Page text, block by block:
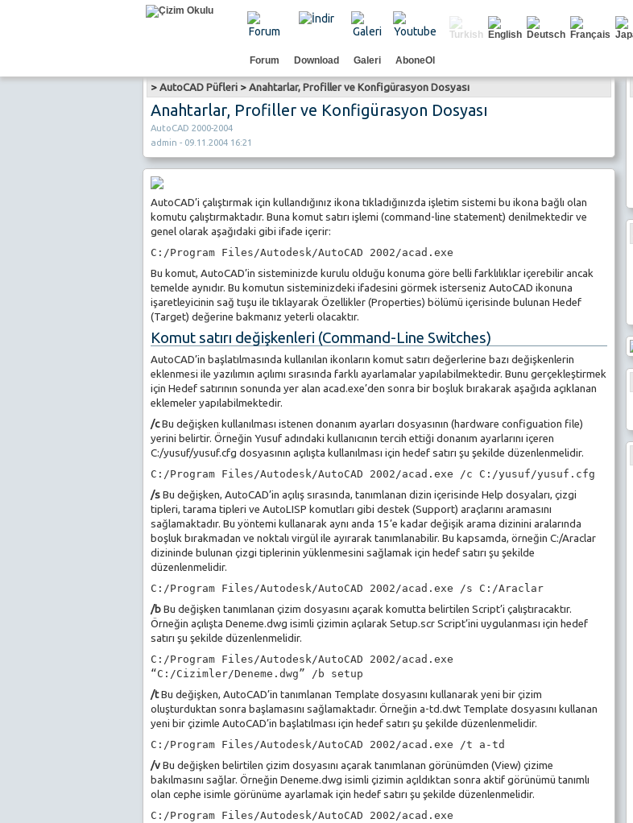
Forum Download Galeri AboneOl
> AutoCAD Püfleri> Anahtarlar, Profiller ve Konfigürasyon Dosyası
Anahtarlar, Profiller ve Konfigürasyon Dosyası
AutoCAD 2000-2004
admin - 09.11.2004 16:21
AutoCAD’i çalıştırmak için kullandığınız ikona tıkladığınızda işletim sistemi bu ikona bağlı olan
komutu çalıştırmaktadır. Buna komut satırı işlemi (command-line statement) denilmektedir ve
genel olarak aşağıdaki gibi ifade içerir:
C:/Program Files/Autodesk/AutoCAD 2002/acad.exe
Bu komut, AutoCAD’in sisteminizde kurulu olduğu konuma göre belli farklılıklar içerebilir ancak
temelde aynıdır. Bu komutun sisteminizdeki ifadesini görmek isterseniz AutoCAD ikonuna
işaretleyicinin sağ tuşu ile tıklayarak Özellikler (Properties) bölümü içerisinde bulunan Hedef
(Target) değerine bakmanız yeterli olacaktır.
Komut satırı değişkenleri (Command-Line Switches)
AutoCAD’in başlatılmasında kullanılan ikonların komut satırı değerlerine bazı değişkenlerin
eklenmesi ile yazılımın açılımı sırasında farklı ayarlamalar yapılabilmektedir. Bunu gerçekleştirmek
için Hedef satırının sonunda yer alan acad.exe’den sonra bir boşluk bırakarak aşağıda açıklanan
eklemeler yapılabilmektedir.
/cBu değişken kullanılması istenen donanım ayarları dosyasının (hardware configuation file)
yerini belirtir. Örneğin Yusuf adındaki kullanıcının tercih ettiği donanım ayarlarını içeren
C:/yusuf/yusuf.cfg dosyasının açılışta kullanılması için hedef satırı şu şekilde düzenlenmelidir.
C:/Program Files/Autodesk/AutoCAD 2002/acad.exe /c C:/yusuf/yusuf.cfg
/sBu değişken, AutoCAD’in açılış sırasında, tanımlanan dizin içerisinde Help dosyaları, çizgi
tipleri, tarama tipleri ve AutoLISP komutları gibi destek (Support) araçlarını aramasını
sağlamaktadır. Bu yöntemi kullanarak aynı anda 15’e kadar değişik arama dizinini aralarında
boşluk bırakmadan ve noktalı virgül ile ayırarak tanımlanabilir. Bu kapsamda, örneğin C:/Araclar
dizininde bulunan çizgi tiplerinin yüklenmesini sağlamak için hedef satırı şu şekilde
düzenlenmelidir.
C:/Program Files/Autodesk/AutoCAD 2002/acad.exe /s C:/Araclar
/bBu değişken tanımlanan çizim dosyasını açarak komutta belirtilen Script’i çalıştıracaktır.
Örneğin açılışta Deneme.dwg isimli çizimin açılarak Setup.scr Script’ini uygulanması için hedef
satırı şu şekilde düzenlenmelidir.
C:/Program Files/Autodesk/AutoCAD 2002/acad.exe
“C:/Cizimler/Deneme.dwg” /b setup
/tBu değişken, AutoCAD’in tanımlanan Template dosyasını kullanarak yeni bir çizim
oluşturduktan sonra başlamasını sağlamaktadır. Örneğin a-td.dwt Template dosyasını kullanan
yeni bir çizimle AutoCAD’in başlatılması için hedef satırı şu şekilde düzenlenmelidir.
C:/Program Files/Autodesk/AutoCAD 2002/acad.exe /t a-td
/vBu değişken belirtilen çizim dosyasını açarak tanımlanan görünümden (View) çizime
bakılmasını sağlar. Örneğin Deneme.dwg isimli çizimin açıldıktan sonra aktif görünümü tanımlı
olan cephe isimle görünüme ayarlamak için hedef satırı şu şekilde düzenlenmelidir.
C:/Program Files/Autodesk/AutoCAD 2002/acad.exe